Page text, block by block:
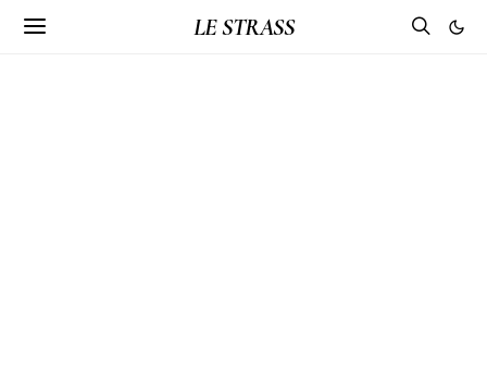
LE STRASS